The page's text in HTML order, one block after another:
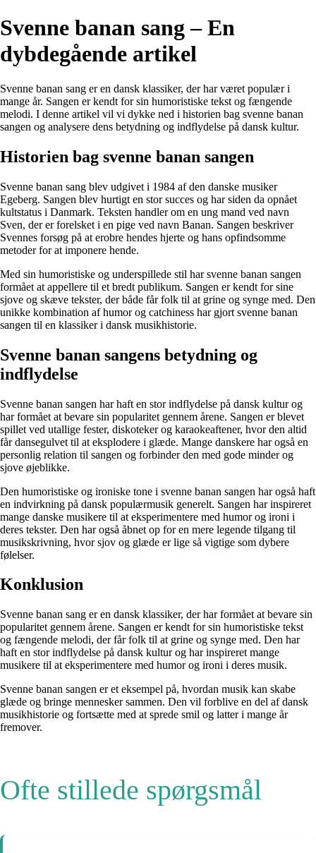
Svenne banan sang – En
dybdegående artikel
Svenne banan sang er en dansk klassiker, der har været populær i
mange år. Sangen er kendt for sin humoristiske tekst og fængende
melodi. I denne artikel vil vi dykke ned i historien bag svenne banan
sangen og analysere dens betydning og indflydelse på dansk kultur.
Historien bag svenne banan sangen
Svenne banan sang blev udgivet i 1984 af den danske musiker
Egeberg. Sangen blev hurtigt en stor succes og har siden da opnået
kultstatus i Danmark. Teksten handler om en ung mand ved navn
Sven, der er forelsket i en pige ved navn Banan. Sangen beskriver
Svennes forsøg på at erobre hendes hjerte og hans opfindsomme
metoder for at imponere hende.
Med sin humoristiske og underspillede stil har svenne banan sangen
formået at appellere til et bredt publikum. Sangen er kendt for sine
sjove og skæve tekster, der både får folk til at grine og synge med. Den
unikke kombination af humor og catchiness har gjort svenne banan
sangen til en klassiker i dansk musikhistorie.
Svenne banan sangens betydning og
indflydelse
Svenne banan sangen har haft en stor indflydelse på dansk kultur og
har formået at bevare sin popularitet gennem årene. Sangen er blevet
spillet ved utallige fester, diskoteker og karaokeaftener, hvor den altid
får dansegulvet til at eksplodere i glæde. Mange danskere har også en
personlig relation til sangen og forbinder den med gode minder og
sjove øjeblikke.
Den humoristiske og ironiske tone i svenne banan sangen har også haft
en indvirkning på dansk populærmusik generelt. Sangen har inspireret
mange danske musikere til at eksperimentere med humor og ironi i
deres tekster. Den har også åbnet op for en mere legende tilgang til
musikskrivning, hvor sjov og glæde er lige så vigtige som dybere
følelser.
Konklusion
Svenne banan sang er en dansk klassiker, der har formået at bevare sin
popularitet gennem årene. Sangen er kendt for sin humoristiske tekst
og fængende melodi, der får folk til at grine og synge med. Den har
haft en stor indflydelse på dansk kultur og har inspireret mange
musikere til at eksperimentere med humor og ironi i deres musik.
Svenne banan sangen er et eksempel på, hvordan musik kan skabe
glæde og bringe mennesker sammen. Den vil forblive en del af dansk
musikhistorie og fortsætte med at sprede smil og latter i mange år
fremover.
Ofte stillede spørgsmål